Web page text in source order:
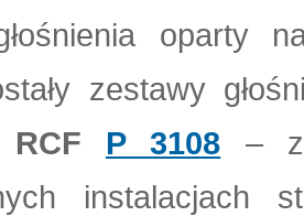
oparty
zestawy
RCF P 3108 –
instalacjach